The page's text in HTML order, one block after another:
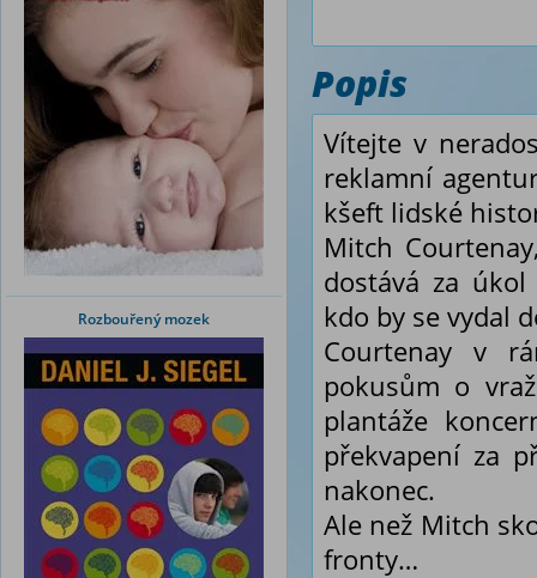
Rozbouřený mozek
Popis
Vítejte v
reklamní
kšeft lidské
Mitch
dostává za
kdo by se vydal
Courtenay v
pokusům o
plantáže
překvapení za
nakonec.
Ale než Mitch
fronty…